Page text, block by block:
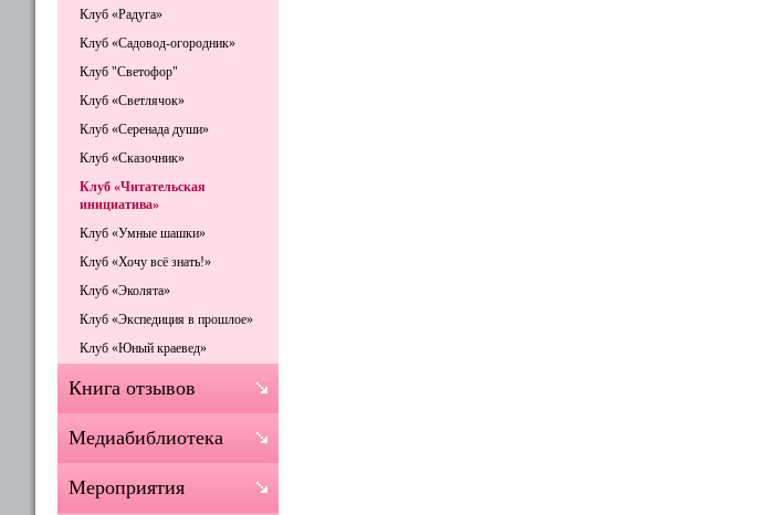
Клуб «Радуга»
Клуб «Садовод-огородник»
Клуб "Светофор"
Клуб «Светлячок»
Клуб «Серенада души»
Клуб «Сказочник»
Клуб «Читательская
инициатива»
Клуб «Умные шашки»
Клуб «Хочу всё знать!»
Клуб «Эколята»
Клуб «Экспедиция в прошлое»
Клуб «Юный краевед»
Книга отзывов
Медиабиблиотека
Мероприятия